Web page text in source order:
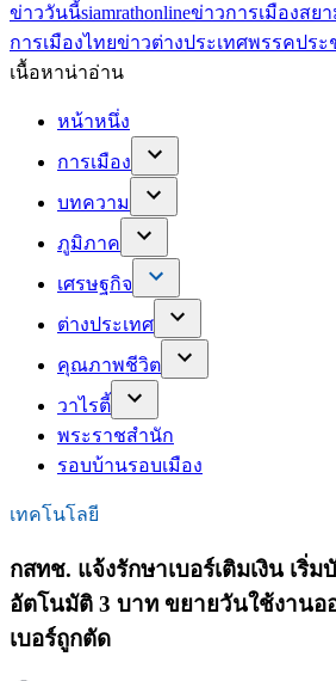
ข่าววันนี้siamrathonlineข่าวการเมืองสย
การเมืองไทยข่าวต่างประเทศพรรคประ
เนื้อหาน่าอ่าน
หน้าหนึ่ง
การเมือง
บทความ
ภูมิภาค
เศรษฐกิจ
ต่างประเทศ
คุณภาพชีวิต
วาไรตี้
พระราชสำนัก
รอบบ้านรอบเมือง
เทคโนโลยี
กสทช. แจ้งรักษาเบอร์เติมเงิน เริ่
อัตโนมัติ 3 บาท ขยายวันใช้งานอ
เบอร์ถูกตัด